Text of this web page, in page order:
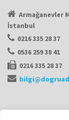
Armağanevler
İstanbul
0216 335 28 37
0536 259 38 41
0216 335 28 37